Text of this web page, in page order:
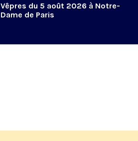
Vêpres du 5 août 2026 à Notre-
Dame de Paris